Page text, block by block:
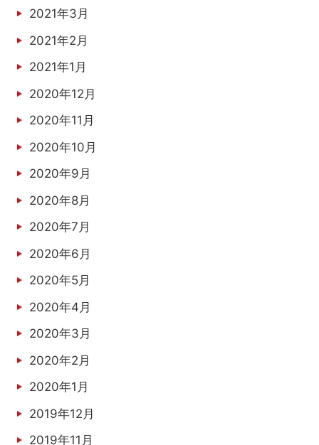
2021年3月
2021年2月
2021年1月
2020年12月
2020年11月
2020年10月
2020年9月
2020年8月
2020年7月
2020年6月
2020年5月
2020年4月
2020年3月
2020年2月
2020年1月
2019年12月
2019年11月